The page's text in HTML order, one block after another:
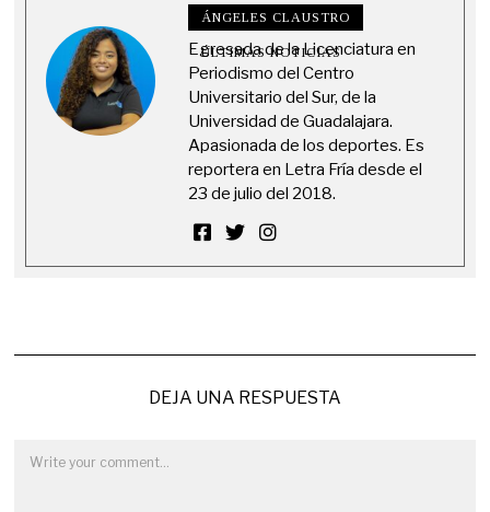
ÁNGELES CLAUSTRO
ÚLTIMAS NOTICIAS
Egresada de la Licenciatura en
Periodismo del Centro
Universitario del Sur, de la
Universidad de Guadalajara.
Apasionada de los deportes. Es
reportera en Letra Fría desde el
23 de julio del 2018.
DEJA UNA RESPUESTA